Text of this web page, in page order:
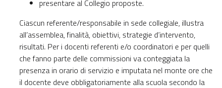
presentare al Collegio proposte.
Ciascun referente/responsabile in sede collegiale, illustra
all’assemblea, finalità, obiettivi, strategie d’intervento,
risultati. Per i docenti referenti e/o coordinatori e per quelli
che fanno parte delle commissioni va conteggiata la
presenza in orario di servizio e imputata nel monte ore che
il docente deve obbligatoriamente alla scuola secondo la